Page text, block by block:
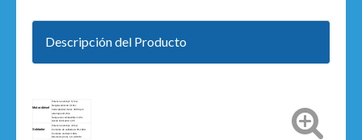
Descripción del Producto
Motor diésel
Potencia nominal: 5,7 kw
Desplazamiento: 418cc
Velocidad del motor: 3000 rpm
arranque electrico
Tanque de combustible: 13.5L
Aceite lubricante: 1,65
Soldador
Potencia nominal: 4,5 kw
Corriente de soldadura: 50-180A
Corriente nominal: 160A
Electrodo (mm): 1,6-4,0 MM